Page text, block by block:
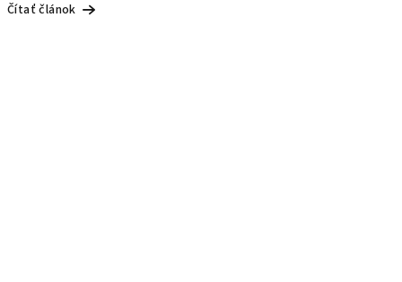
Čítať článok